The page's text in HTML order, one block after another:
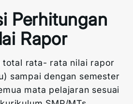
Perhitungan
Rapor
total rata- rata nilai rapor
sampai dengan semester
mata pelajaran sesuai